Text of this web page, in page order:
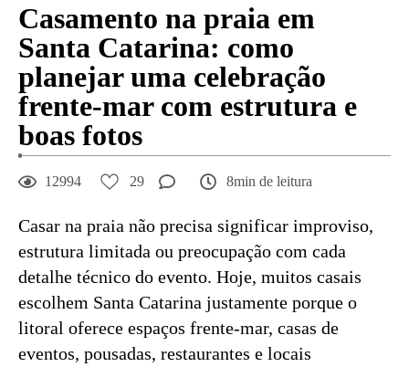
Casamento na praia em
Santa Catarina: como
planejar uma celebração
frente-mar com estrutura e
boas fotos
12994 29 8min de leitura
Casar na praia não precisa significar improviso,
estrutura limitada ou preocupação com cada
detalhe técnico do evento. Hoje, muitos casais
escolhem Santa Catarina justamente porque o
litoral oferece espaços frente-mar, casas de
eventos, pousadas, restaurantes e locais